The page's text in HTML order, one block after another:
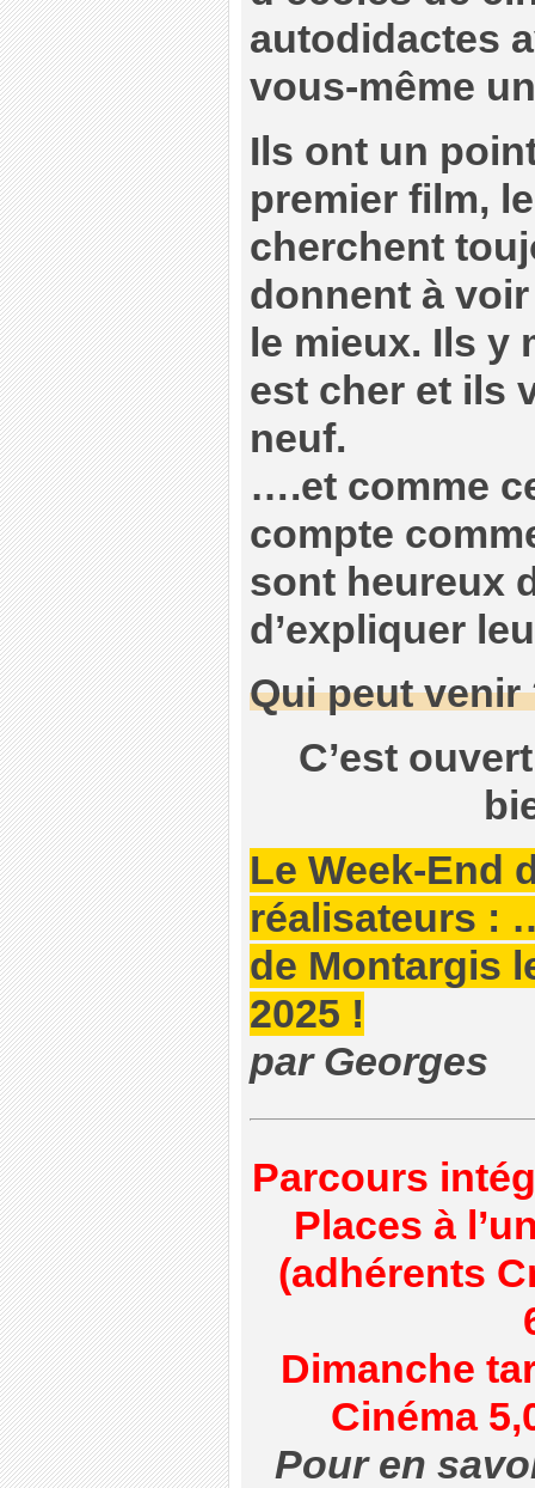
autodidactes
vous-même
Ils ont un
premier film,
cherchent
donnent à
le mieux. Ils y
est cher et ils
neuf.
….et comme
compte
sont heureux
d’expliquer
Qui peut venir
C’est
Le Week-End
réalisateurs :
de Montargis
2025 !
par Georges
Parcours
Places à
(adhérents
Dimanche
Cinéma
Pour en